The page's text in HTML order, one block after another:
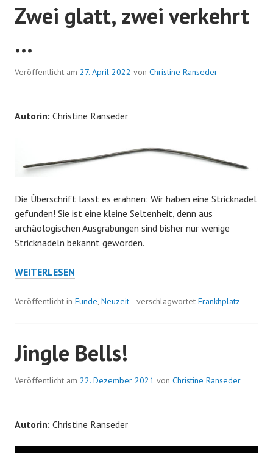
Zwei glatt, zwei verkehrt
…
Veröffentlicht am 27. April 2022 von Christine Ranseder
Autorin: Christine Ranseder
Die Überschrift lässt es erahnen: Wir haben eine Stricknadel
gefunden! Sie ist eine kleine Seltenheit, denn aus
archäologischen Ausgrabungen sind bisher nur wenige
Stricknadeln bekannt geworden.
ZWEI
ZWEI
WEITERLESEN
Veröffentlicht in Funde, Neuzeit verschlagwortet Frankhplatz
Jingle Bells!
Veröffentlicht am 22. Dezember 2021 von Christine Ranseder
Autorin: Christine Ranseder